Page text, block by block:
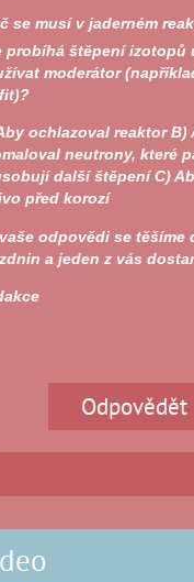
se musí v jaderném
probíhá štěpení izotopů
moderátor
ochlazoval reaktorB)
neutrony, které
další štěpeníC)
před korozí
odpovědi se těšíme
a jeden z vás